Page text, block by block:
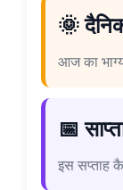
🌞
आज का
📅
इस सप्ताह